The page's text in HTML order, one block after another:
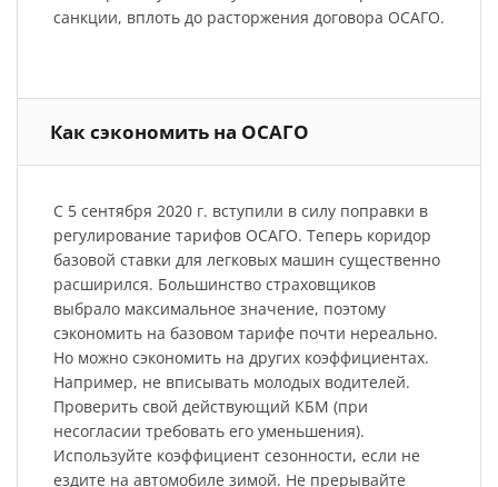
санкции, вплоть до расторжения договора ОСАГО.
Как сэкономить на ОСАГО
С 5 сентября 2020 г. вступили в силу поправки в
регулирование тарифов ОСАГО. Теперь коридор
базовой ставки для легковых машин существенно
расширился. Большинство страховщиков
выбрало максимальное значение, поэтому
сэкономить на базовом тарифе почти нереально.
Но можно сэкономить на других коэффициентах.
Например, не вписывать молодых водителей.
Проверить свой действующий КБМ (при
несогласии требовать его уменьшения).
Используйте коэффициент сезонности, если не
ездите на автомобиле зимой. Не прерывайте